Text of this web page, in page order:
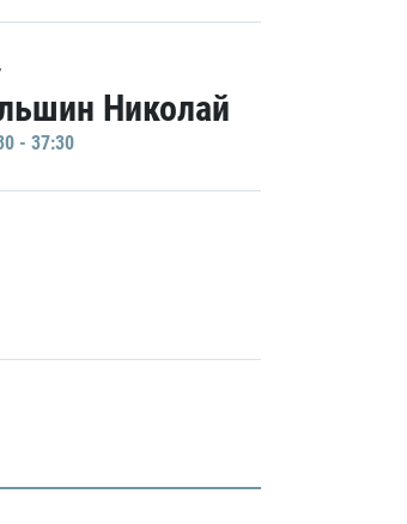
Николай
- 37:30